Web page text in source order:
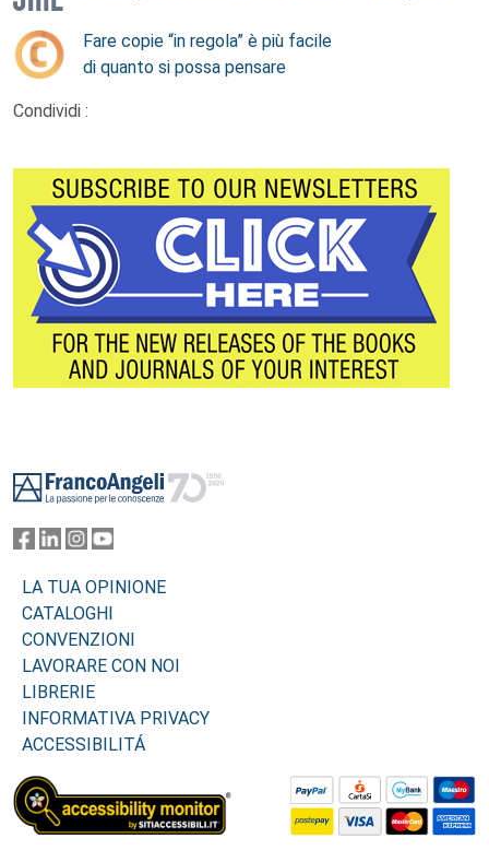
Fare copie “in regola” è più facile
di quanto si possa pensare
Condividi :
LA TUA OPINIONE
CATALOGHI
CONVENZIONI
LAVORARE CON NOI
LIBRERIE
INFORMATIVA PRIVACY
ACCESSIBILITÁ